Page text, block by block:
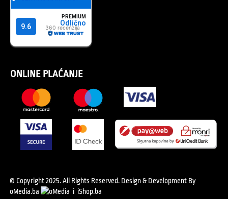
ONLINE PLAĆANJE
© Copyright 2025. All Rights Reserved. Design & Development By
oMedia.ba
i iShop.ba